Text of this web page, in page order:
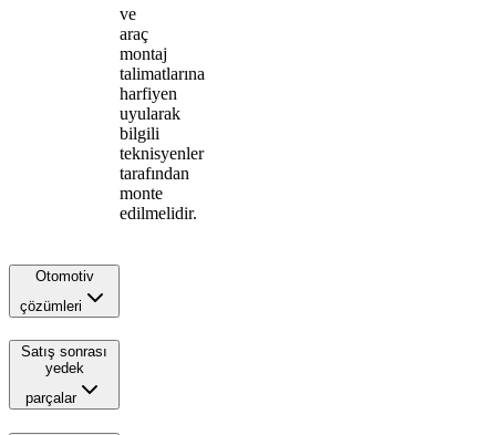
ve
araç
montaj
talimatlarına
harfiyen
uyularak
bilgili
teknisyenler
tarafından
monte
edilmelidir.
Otomotiv
çözümleri
Satış sonrası
yedek
parçalar